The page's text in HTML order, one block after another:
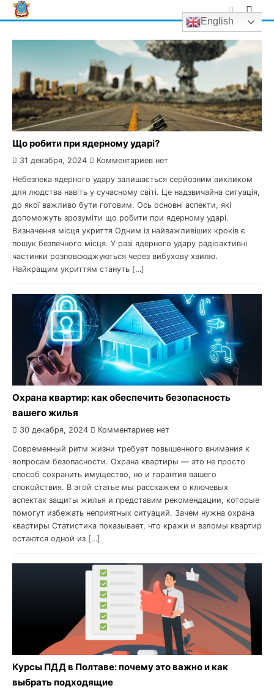
Skip
to
Що робити при ядерному ударі?
31 декабря, 2024 Комментариев нет
Небезпека ядерного удару залишається серйозним викликом
для людства навіть у сучасному світі. Це надзвичайна ситуація,
до якої важливо бути готовим. Ось основні аспекти, які
допоможуть зрозуміти що робити при ядерному ударі.
Визначення місця укриття Одним із найважливіших кроків є
пошук безпечного місця. У разі ядерного удару радіоактивні
частинки розповсюджуються через вибухову хвилю.
Найкращим укриттям стануть […]
Охрана квартир: как обеспечить безопасность
вашего жилья
30 декабря, 2024 Комментариев нет
Современный ритм жизни требует повышенного внимания к
вопросам безопасности. Охрана квартиры — это не просто
способ сохранить имущество, но и гарантия вашего
спокойствия. В этой статье мы расскажем о ключевых
аспектах защиты жилья и представим рекомендации, которые
помогут избежать неприятных ситуаций. Зачем нужна охрана
квартиры Статистика показывает, что кражи и взломы квартир
остаются одной из […]
Курсы ПДД в Полтаве: почему это важно и как
выбрать подходящие
English